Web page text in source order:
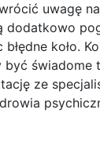
uwagę
dodatkowo
koło.
świadome
ze